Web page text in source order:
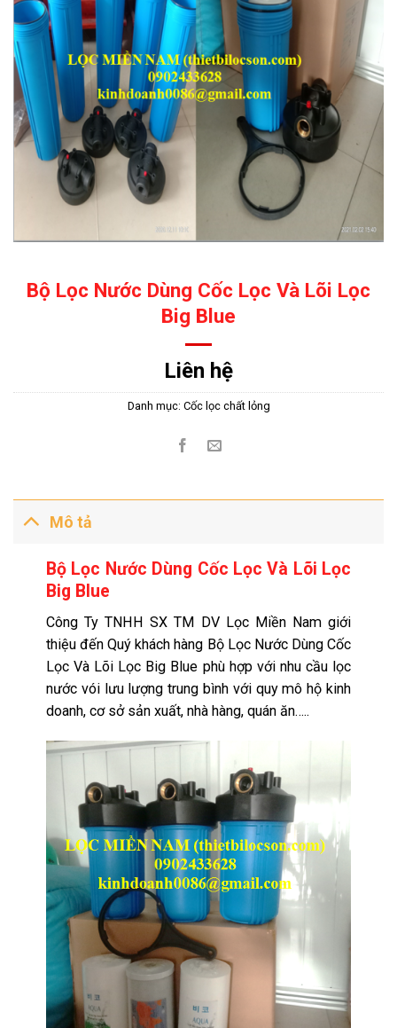
Bộ Lọc Nước Dùng Cốc Lọc Và Lõi Lọc
Big Blue
Liên hệ
Danh mục: Cốc lọc chất lỏng
Mô tả
Bộ Lọc Nước Dùng Cốc Lọc Và Lõi Lọc
Big Blue
Công Ty TNHH SX TM DV Lọc Miền Nam giới
thiệu đến Quý khách hàng Bộ Lọc Nước Dùng Cốc
Lọc Và Lõi Lọc Big Blue phù hợp với nhu cầu lọc
nước vói lưu lượng trung bình với quy mô hộ kinh
doanh, cơ sở sản xuất, nhà hàng, quán ăn…..